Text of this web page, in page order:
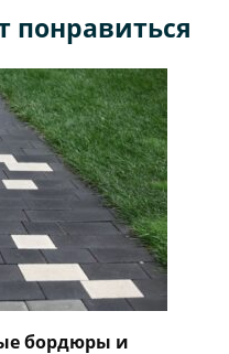
понравиться
бордюры и